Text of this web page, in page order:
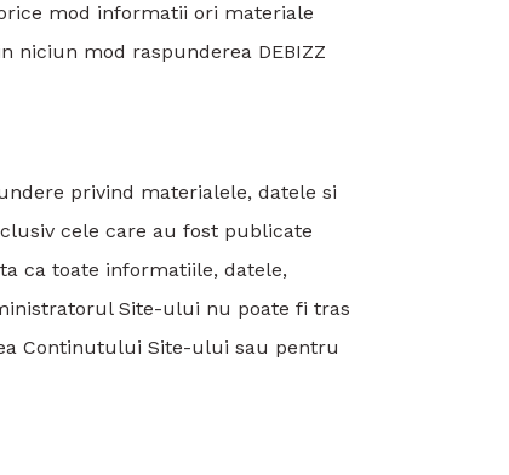
mod informatii ori materiale
niciun mod raspunderea DEBIZZ
privind materialele, datele si
cele care au fost publicate
ca toate informatiile, datele,
Site-ului nu poate fi tras
Continutului Site-ului sau pentru